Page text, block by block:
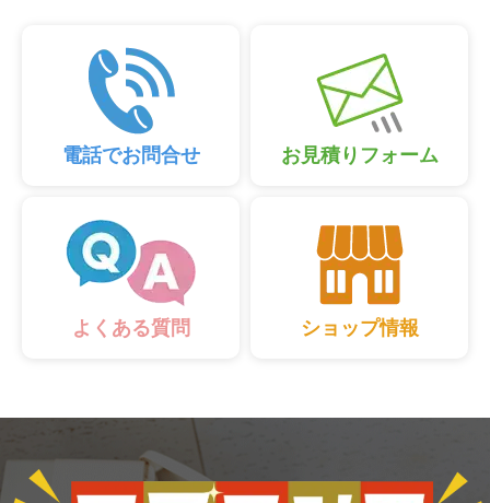
電話でお問合せ お見積りフォーム
よくある質問 ショップ情報